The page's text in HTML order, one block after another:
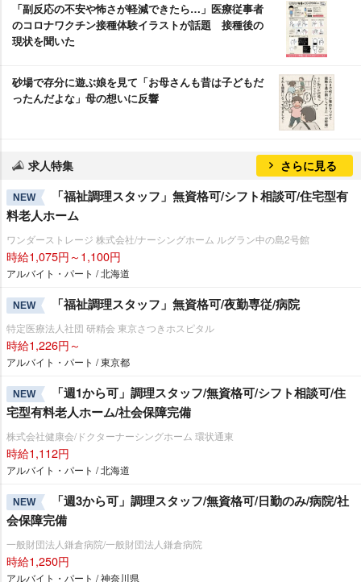
「副反応の不安や怖さが軽減できたら…」医療従事者
のコロナワクチン接種体験イラストが話題 接種後の
現状を聞いた
砂場で存分に遊ぶ娘を見て「お母さんも昔は子どもだ
ったんだよな」母の想いに反響
求人特集 さらに見る
NEW
「福祉調理スタッフ」無資格可/シフト相談可/住宅型有
料老人ホーム
ワンダーストレージ 株式会社/ナーシングホーム ルグラン中の島2号館
時給1,075円～1,100円
アルバイト・パート / 北海道
NEW 「福祉調理スタッフ」無資格可/夜勤専従/病院
特定医療法人社団 研精会 東京さつきホスピタル
時給1,226円～
アルバイト・パート / 東京都
NEW
「週1から可」調理スタッフ/無資格可/シフト相談可/住
宅型有料老人ホーム/社会保障完備
株式会社健康会/ドクターナーシングホーム 環状通東
時給1,112円
アルバイト・パート / 北海道
NEW
「週3から可」調理スタッフ/無資格可/日勤のみ/病院/社
会保障完備
一般財団法人鎌倉病院/一般財団法人鎌倉病院
時給1,250円
アルバイト・パート / 神奈川県